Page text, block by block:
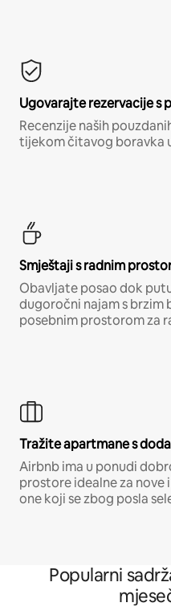
Ugovarajte rezervacije s
Recenzije naših
tijekom čitavog boravka
Smještaji s radnim
Obavljate posao dok
dugoročni najam s brzim
posebnim prostorom za
Tražite apartmane s
Airbnb ima u ponudi
prostore idealne za
one koji se zbog posla
Popularni